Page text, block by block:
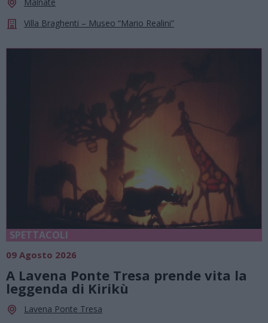
Villa Braghenti – Museo “Mario Realini”
SPETTACOLI
09 Agosto 2026
A Lavena Ponte Tresa prende vita la
leggenda di Kirikù
Lavena Ponte Tresa